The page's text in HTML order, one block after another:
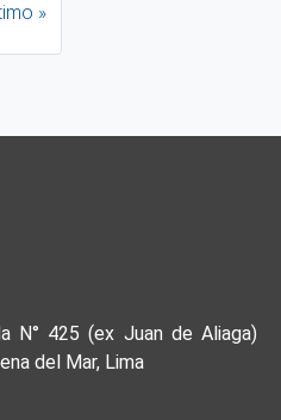
»
N° 425 (ex Juan de Aliaga)
del Mar, Lima